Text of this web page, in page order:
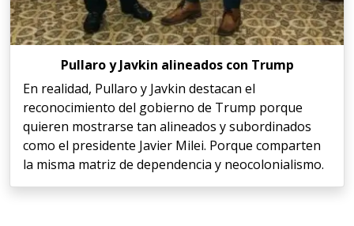
Pullaro y Javkin alineados con Trump
En realidad, Pullaro y Javkin destacan el
reconocimiento del gobierno de Trump porque
quieren mostrarse tan alineados y subordinados
como el presidente Javier Milei. Porque comparten
la misma matriz de dependencia y neocolonialismo.